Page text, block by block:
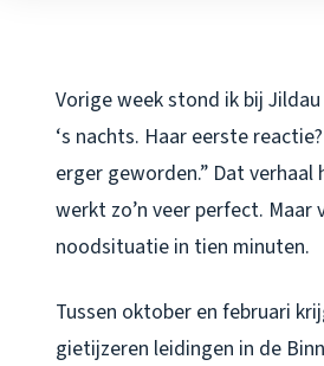
Vorige week stond ik bij
‘s nachts. Haar eerste
erger geworden.” Dat
werkt zo’n veer perfect.
noodsituatie in tien minuten.
Tussen oktober en februari
gietijzeren leidingen in de